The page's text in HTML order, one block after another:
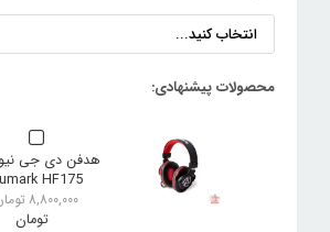
هدفن دی جی
HF175
8,800,000
تومان